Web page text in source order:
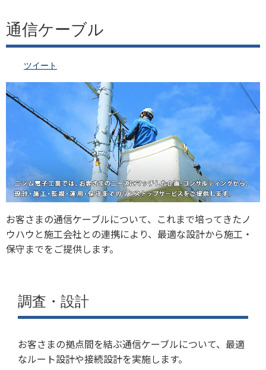
お問い合わせ
通信ケーブル
ツイート
お客さまの通信ケーブルについて、これまで培ってきたノ
ウハウと施工会社との連携により、最適な設計から施工・
保守までをご提供します。
調査・設計
お客さまの拠点間を結ぶ通信ケーブルについて、最適
なルート設計や接続設計を実施します。